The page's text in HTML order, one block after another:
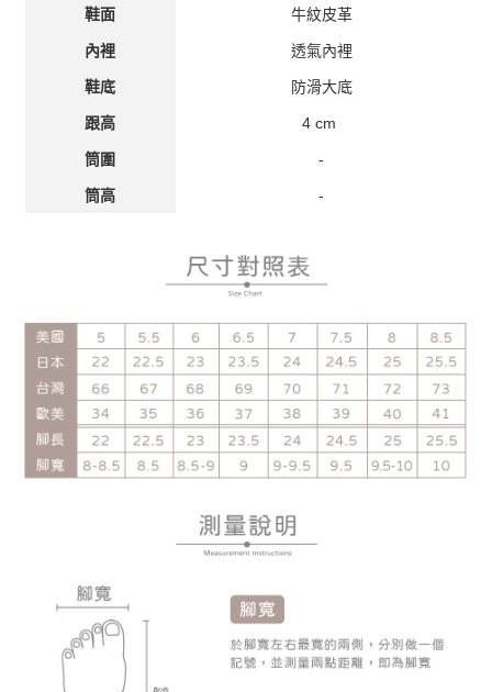
鞋面 牛紋皮革
內裡 透氣內裡
鞋底 防滑大底
跟高 4 cm
筒圍 -
筒高 -